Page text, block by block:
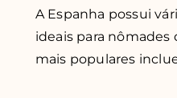
A Espanha possui
ideais para nômades
mais populares